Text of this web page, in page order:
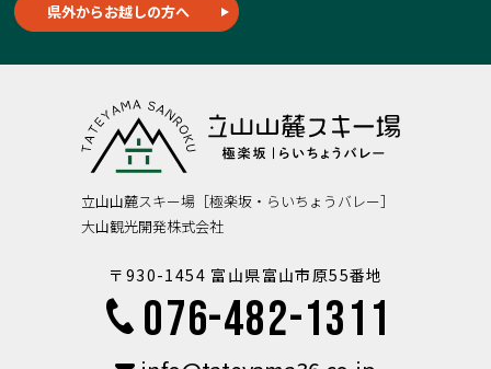
県外からお越しの方へ
立山山麓スキー場［極楽坂・らいちょうバレー］
大山観光開発株式会社
〒930-1454 富山県富山市原55番地
076-482-1311